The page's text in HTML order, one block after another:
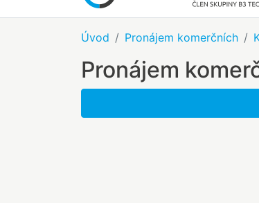
Úvod Pronájem komerčních
Pronájem